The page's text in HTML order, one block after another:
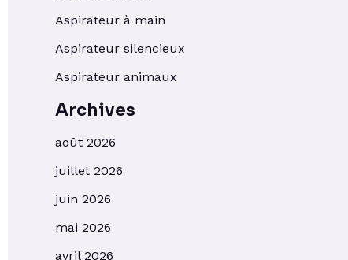
Aspirateur à main
Aspirateur silencieux
Aspirateur animaux
Archives
août 2026
juillet 2026
juin 2026
mai 2026
avril 2026